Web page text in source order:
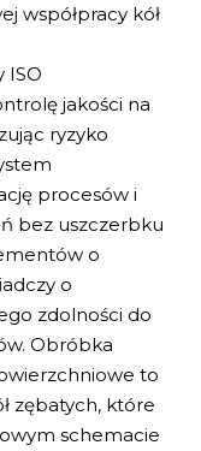
współpracy kół
ISO
jakości na
ryzyko
procesów i
bez uszczerbku
o
o
zdolności do
Obróbka
to
zębatych, które
schemacie